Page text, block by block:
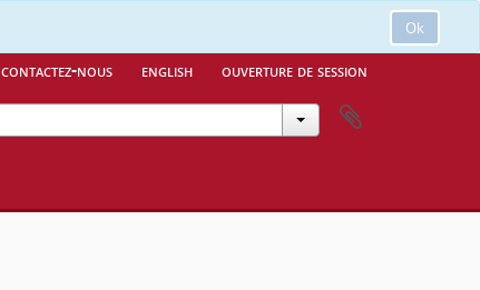
Ok
contactez-nous english ouverture de session